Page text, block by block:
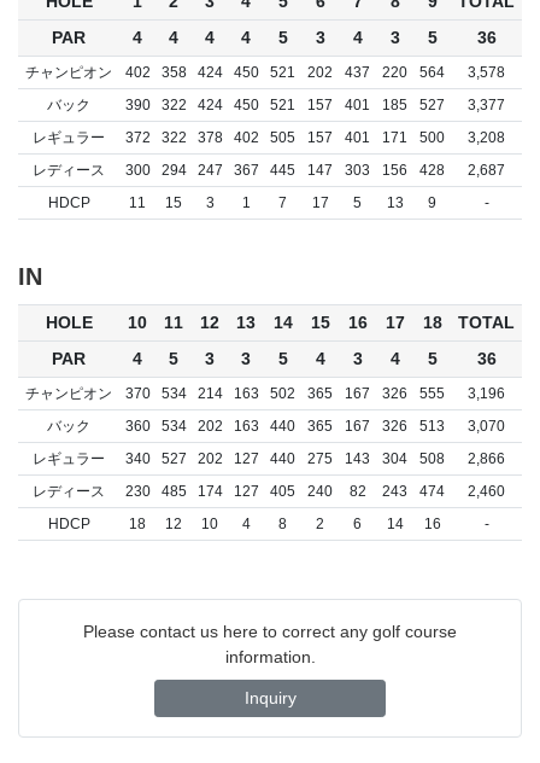
PAR
4 4 4 4 5 3 4 3 5 36
チャンピオン 402 358 424 450 521 202 437 220 564
3,578
バック
390 322 424 450 521 157 401 185 527
3,377
レギュラー
372 322 378 402 505 157 401 171 500
3,208
レディース
300 294 247 367 445 147 303 156 428
2,687
HDCP
11 15 3 1 7 17 5 13 9 -
IN
HOLE 10 11 12 13 14 15 16 17 18
TOTAL
PAR
4 5 3 3 5 4 3 4 5 36
チャンピオン 370 534 214 163 502 365 167 326 555
3,196
バック
360 534 202 163 440 365 167 326 513
3,070
レギュラー
340 527 202 127 440 275 143 304 508
2,866
レディース
230 485 174 127 405 240 82 243 474
2,460
HDCP
18 12 10 4 8 2 6 14 16 -
Please contact us here to correct any golf course
information.
Inquiry